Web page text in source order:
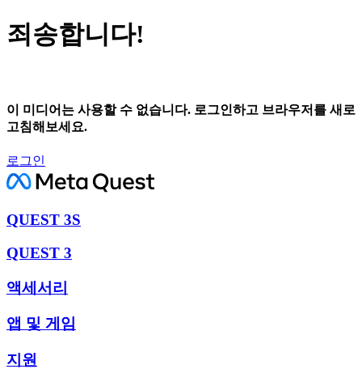
죄송합니다!
이 미디어는 사용할 수 없습니다. 로그인하고 브라우저를 새로
고침해보세요.
로그인
QUEST 3S
QUEST 3
액세서리
앱 및 게임
지원